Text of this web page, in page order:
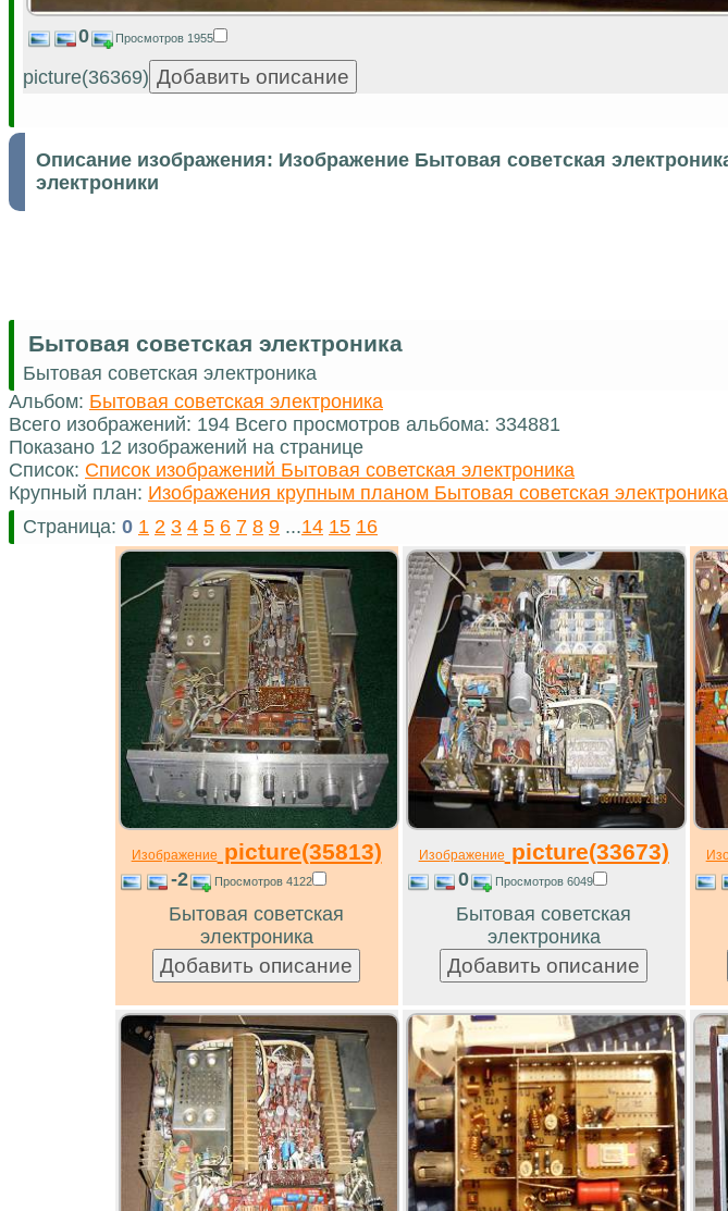
0 Просмотров 1955
picture(36369)
Описание изображения: Изображение Бытовая советская
электроники
Бытовая советская электроника
Бытовая советская электроника
Альбом: Бытовая советская электроника
Всего изображений: 194 Всего просмотров альбома: 334881
Показано 12 изображений на странице
Список: Список изображений Бытовая советская электроника
Крупный план: Изображения крупным планом Бытовая советская электроника
Страница: 0 1 2 3 4 5 6 7 8 9 ...14 15 16
Изображение picture(35813)
-2 Просмотров 4122
Бытовая советская
электроника
Изображение picture(33673)
0 Просмотров 6049
Бытовая советская
электроника